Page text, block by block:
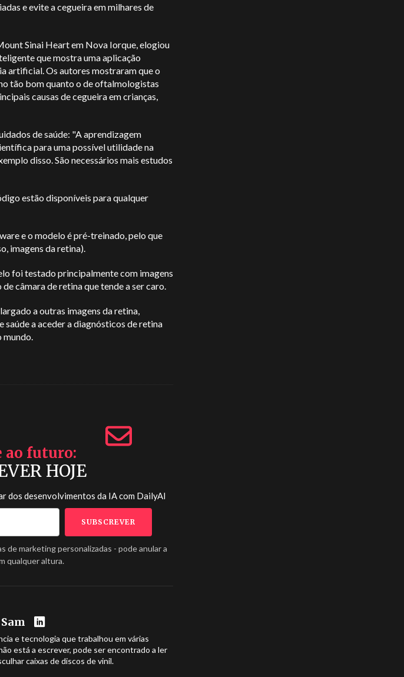
e evite a cegueira em milhares de
Sinai Heart em Nova Iorque, elogiou
que mostra uma aplicação
artificial. Os autores mostraram que o
tão bom quanto o de oftalmologistas
causas de cegueira em crianças,
de saúde: "A aprendizagem
para uma possível utilidade na
disso. São necessários mais estudos
estão disponíveis para qualquer
e o modelo é pré-treinado, pelo que
imagens da retina).
foi testado principalmente com imagens
câmara de retina que tende a ser caro.
a outras imagens da retina,
saúde a aceder a diagnósticos de retina
mundo.
ao futuro
HOJE
dos desenvolvimentos da IA com DailyAI
marketing personalizadas - pode anular a
qualquer altura.
e tecnologia que trabalhou em várias
está a escrever, pode ser encontrado a ler
caixas de discos de vinil.